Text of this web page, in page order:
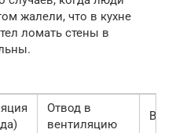
жалели, что в кухне
ломать стены в
Отвод в
вентиляцию